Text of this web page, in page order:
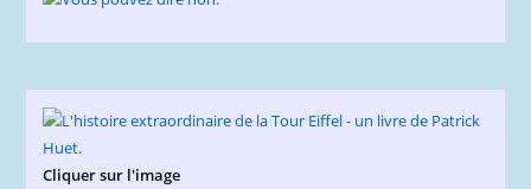
Cliquer sur l'image